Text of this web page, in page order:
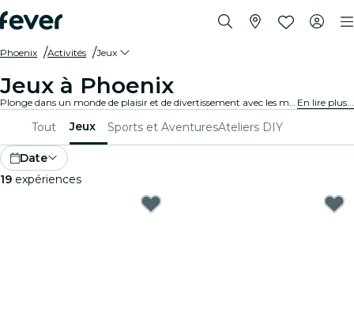
Phoenix Activités Jeux
Jeux à Phoenix
Plonge dans un monde de plaisir et de divertissement avec les meilleurs jeux de Phoenix. Des jeux de société aux expériences de réalité virtuelle, il y en a pour tous les goûts. En lire plus...
Tout Jeux Sports et AventuresAteliers DIY
Date
19 expériences